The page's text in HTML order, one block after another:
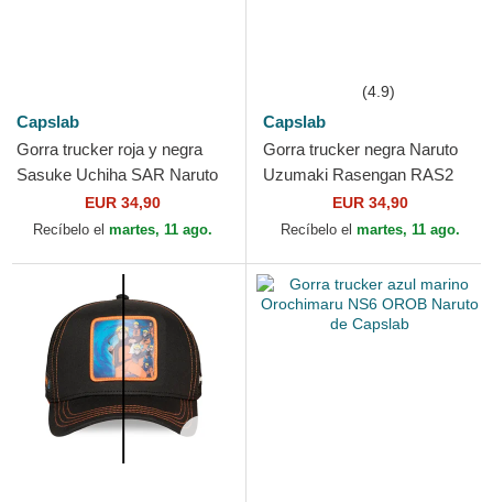
Capslab
Gorra trucker roja y negra
Sasuke Uchiha SAR Naruto
de CapslabEUR 34,90
Recíbelo el martes, 11 ago.
(4.9)
Capslab
Gorra trucker negra Naruto
Uzumaki Rasengan RAS2
Naruto de Capslab
EUR 34,90
Recíbelo el martes, 11 ago.